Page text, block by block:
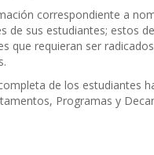
correspondiente a
de sus estudiantes; estos
que requieran ser
de los estudiantes
Programas y